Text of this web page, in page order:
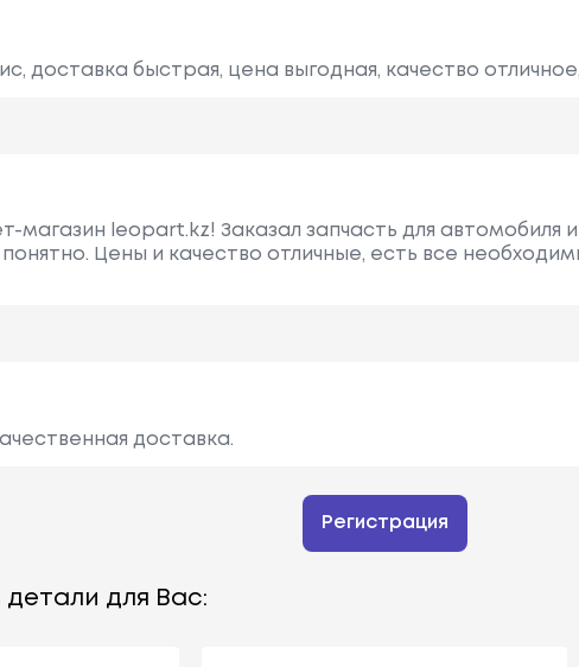
доставка быстрая, цена выгодная, качество
магазин leopart.kz! Заказал запчасть для автомобиля
Цены и качество отличные, есть все
доставка.
Регистрация
детали для Вас: